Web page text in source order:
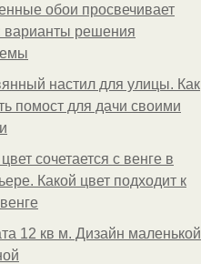
обои просвечивает
варианты решения
настил для улицы. Как
помост для дачи своими
сочетается с венге в
Какой цвет подходит к
12 кв м. Дизайн маленькой